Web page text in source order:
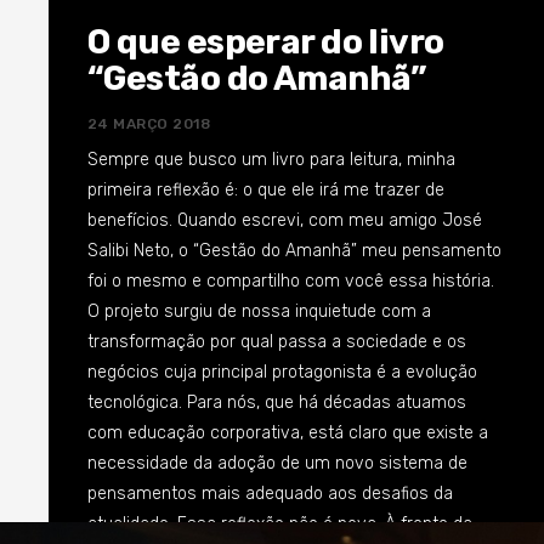
o “Gestão do Amanhã”: temos de nos dedicar a falar
mais sobre Cultura Organizacional. Uma
não acontece se não houver uma inserção da
mesma intensidade na Cultura do negócio. Foi da
imperativa necessidade de explorarmos os
mecanismos desse contexto que decidimos
produzir, em tempo recorde, a obra “O Novo Código
da Cultura: Transformação Organizacional na Gestão
do Amanhã”. Nesse livro desvendamos o significado
da Cultura organizacional e suas nuances e
apontamos um caminho para a transformação. Há
muita pouca literatura sobre o tema no mundo.
Desconheço uma obra que se dedique a explorar
essa temática à luz das transformações atuais.
Decidimos, mais uma vez, ousar e trazer uma nova
O que esperar do livro
“Gestão do Amanhã”
24 MARÇO 2018
Sempre que busco um livro para leitura, minha
primeira reflexão é: o que ele irá me trazer de
benefícios. Quando escrevi, com meu amigo José
Salibi Neto, o “Gestão do Amanhã” meu pensamento
foi o mesmo e compartilho com você essa história.
O projeto surgiu de nossa inquietude com a
transformação por qual passa a sociedade e os
negócios cuja principal protagonista é a evolução
tecnológica. Para nós, que há décadas atuamos
com educação corporativa, está claro que existe a
necessidade da adoção de um novo sistema de
pensamentos mais adequado aos desafios da
atualidade. Essa reflexão não é nova. À frente da